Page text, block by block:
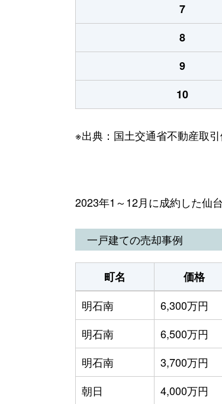
7
8
9
10
※出典：国土交通省不動産取
2023年1～12月に成約した仙
一戸建ての売却事例
町名 価格
明石南
6,300万円
明石南
6,500万円
明石南
3,700万円
朝日
4,000万円